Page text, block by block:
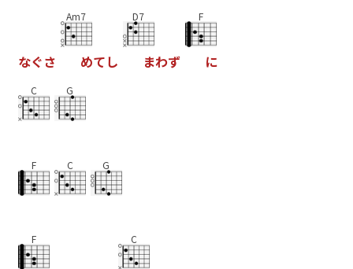
なぐさ
Am7
めてし
D7
まわず
F
に
C G
F C G
F C